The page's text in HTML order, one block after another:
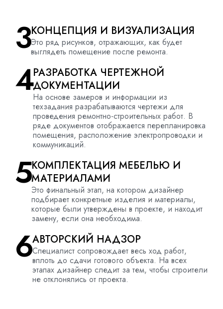
3КОНЦЕПЦИЯ И ВИЗУАЛИЗАЦИЯ
Это ряд рисунков, отражающих, как будет
выглядеть помещение после ремонта.
4РАЗРАБОТКА ЧЕРТЕЖНОЙ
ДОКУМЕНТАЦИИ
На основе замеров и информации из
техзадания разрабатываются чертежи для
проведения ремонтно-строительных работ. В
ряде документов отображается перепланировка
помещения, расположение электропроводки и
коммуникаций.
5КОМПЛЕКТАЦИЯ МЕБЕЛЬЮ И
МАТЕРИАЛАМИ
Это финальный этап, на котором дизайнер
подбирает конкретные изделия и материалы,
которые были утверждены в проекте, и находит
замену, если она необходима.
6АВТОРСКИЙ НАДЗОР
Специалист сопровождает весь ход работ,
вплоть до сдачи готового объекта. На всех
этапах дизайнер следит за тем, чтобы строители
не отклонялись от проекта.